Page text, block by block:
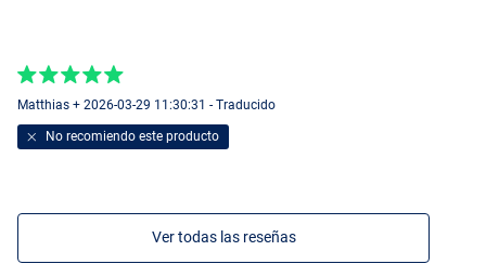
Orange Yellow
Matthias + 2026-03-29 11:30:31 - Traducido
No recomiendo este producto
Ver todas las reseñas